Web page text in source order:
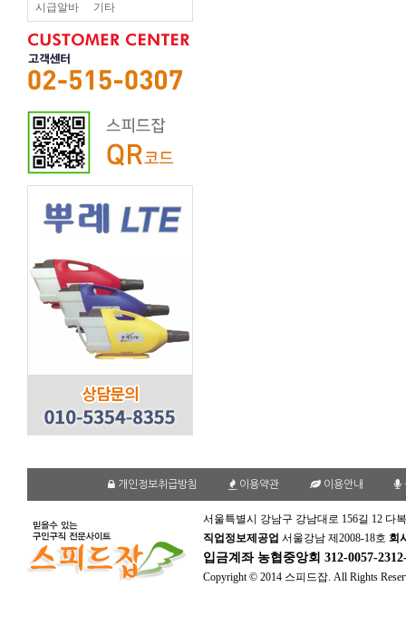
시급알바 기타
개인정보취급방침 이용약관 이용안내
서울특별시 강남구 강남대로 156길 12 다
직업정보제공업 서울강남 제2008-18호 회
입금계좌 농협중앙회 312-0057-
Copyright © 2014 스피드잡. All Rights